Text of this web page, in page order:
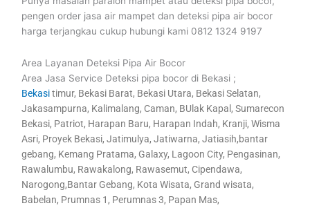
pengen order jasa air mampet dan deteksi pipa air bocor
harga terjangkau cukup hubungi kami 0812 1324 9197
Area Layanan Deteksi Pipa Air Bocor
Area Jasa Service Deteksi pipa bocor di Bekasi ;
Bekasitimur, Bekasi Barat, Bekasi Utara, Bekasi Selatan,
Jakasampurna, Kalimalang, Caman, BUlak Kapal, Sumarecon
Bekasi, Patriot, Harapan Baru, Harapan Indah, Kranji, Wisma
Asri, Proyek Bekasi, Jatimulya, Jatiwarna, Jatiasih,bantar
gebang, Kemang Pratama, Galaxy, Lagoon City, Pengasinan,
Rawalumbu, Rawakalong, Rawasemut, Cipendawa,
Narogong,Bantar Gebang, Kota Wisata, Grand wisata,
Babelan, Prumnas 1, Perumnas 3, Papan Mas,